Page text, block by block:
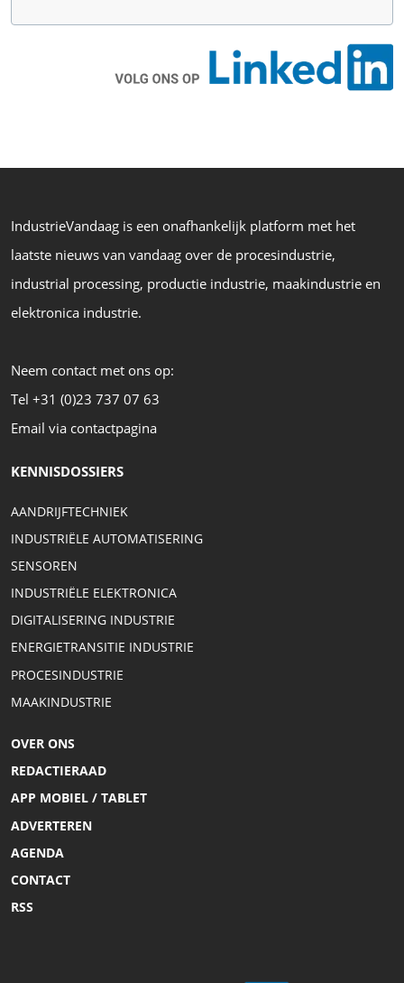
IndustrieVandaag is een onafhankelijk platform met het
laatste nieuws van vandaag over de procesindustrie,
industrial processing, productie industrie, maakindustrie en
elektronica industrie.
Neem contact met ons op:
Tel +31 (0)23 737 07 63
Email via contactpagina
KENNISDOSSIERS
AANDRIJFTECHNIEK
INDUSTRIËLE AUTOMATISERING
SENSOREN
INDUSTRIËLE ELEKTRONICA
DIGITALISERING INDUSTRIE
ENERGIETRANSITIE INDUSTRIE
PROCESINDUSTRIE
MAAKINDUSTRIE
OVER ONS
REDACTIERAAD
APP MOBIEL / TABLET
ADVERTEREN
AGENDA
CONTACT
RSS